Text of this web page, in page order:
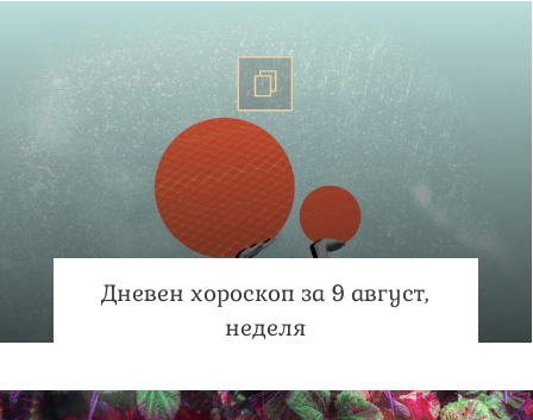
Дневен хороскоп за 9 август,
неделя